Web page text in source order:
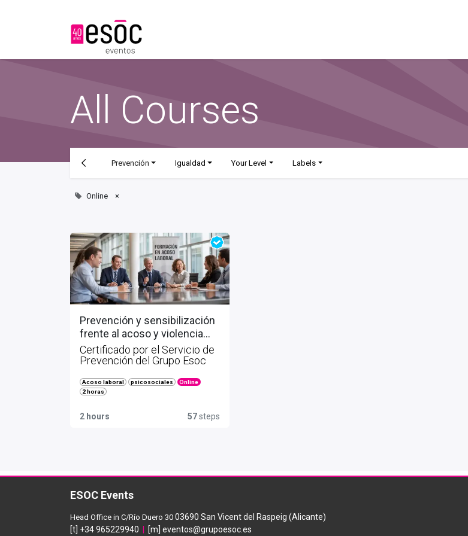
All Courses
Prevención Igualdad Your Level Labels
Online ×
Prevención y sensibilización
frente al acoso y violencia
laboral y sexual
Certificado por el Servicio de
Prevención del Grupo Esoc
Acoso laboral psicosociales
Online
2 horas
2 hours 57steps
ESOC Events
Head Office in C/Río Duero 30 03690 San Vicent del Raspeig (Alicante)
[t] +34 965229940
[m] eventos@grupoesoc.es